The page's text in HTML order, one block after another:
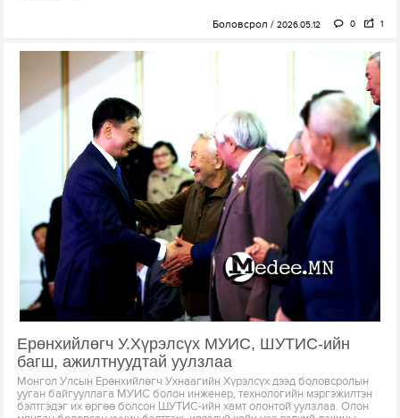
Боловсрол 2026.05.12 0 1
Ерөнхийлөгч У.Хүрэлсүх МУИС, ШУТИС-ийн
багш, ажилтнуудтай уулзлаа
Монгол Улсын Ерөнхийлөгч Ухнаагийн Хүрэлсүх дээд боловсролын
ууган байгууллага МУИС болон инженер, технологийн мэргэжилтэн
бэлтгэдэг их өргөө болсон ШУТИС-ийн хамт олонтой уулзлаа. Олон